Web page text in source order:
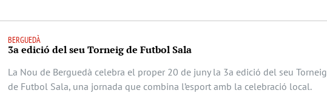
BERGUEDÀ
3a edició del seu Torneig de Futbol Sala
La Nou de Berguedà celebra el proper 20 de juny la 3a edició del seu Torneig
de Futbol Sala, una jornada que combina l’esport amb la celebració local.